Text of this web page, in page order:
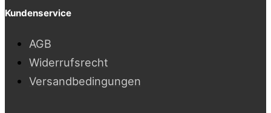
Kundenservice
AGB
Widerrufsrecht
Versandbedingungen